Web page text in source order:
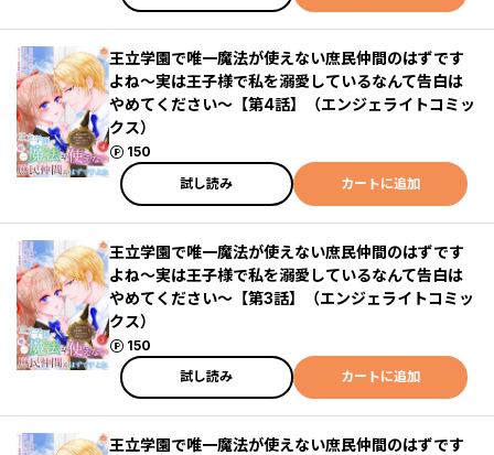
王立学園で唯一魔法が使えない庶民仲間のはずです
よね～実は王子様で私を溺愛しているなんて告白は
やめてください～【第4話】（エンジェライトコミッ
クス）
150
ポイント
試し読み
カートに追加
王立学園で唯一魔法が使えない庶民仲間のはずです
よね～実は王子様で私を溺愛しているなんて告白は
やめてください～【第3話】（エンジェライトコミッ
クス）
150
ポイント
試し読み
カートに追加
王立学園で唯一魔法が使えない庶民仲間のはずです